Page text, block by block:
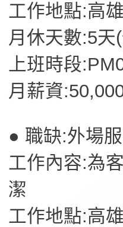
工作地點:高
月休天數:5天
上班時段
月薪資
● 職缺:外場
工作內容:為
潔
工作地點:高